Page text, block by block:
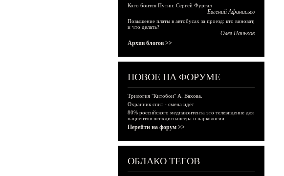
Кого боится Путин: Сергей Фургал
Евгений Афанасьев
Повышение платы в автобусах за проезд: кто виноват,
и что делать?
Олег Паньков
Архив блогов >>
НОВОЕ НА ФОРУМЕ
Трилогия "Китобои" А. Вахова.
Охранник спит - смена идёт
80% российского медиаконтента это телевидение для
пациентов психдиспансера и наркологии.
Перейти на форум >>
ОБЛАКО ТЕГОВ